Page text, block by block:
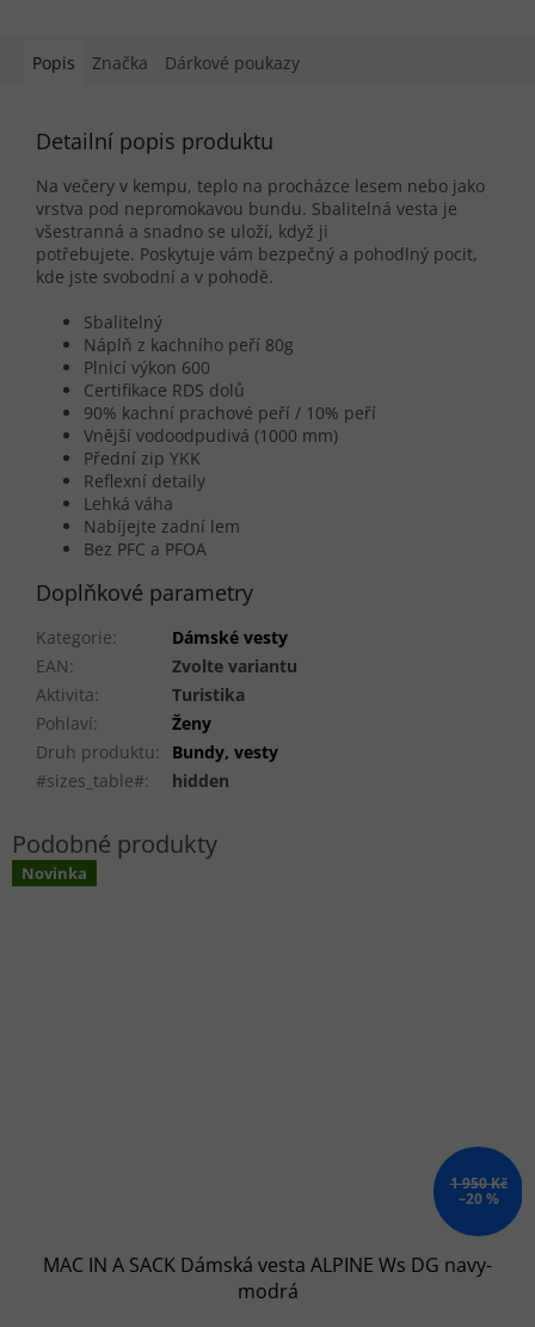
Popis Značka Dárkové poukazy
Detailní popis produktu
Na večery v kempu, teplo na procházce lesem nebo jako
vrstva pod nepromokavou bundu. Sbalitelná vesta je
všestranná a snadno se uloží, když ji
potřebujete. Poskytuje vám bezpečný a pohodlný pocit,
kde jste svobodní a v pohodě.
Sbalitelný
Náplň z kachního peří 80g
Plnicí výkon 600
Certifikace RDS dolů
90% kachní prachové peří / 10% peří
Vnější vodoodpudivá (1000 mm)
Přední zip YKK
Reflexní detaily
Lehká váha
Nabíjejte zadní lem
Bez PFC a PFOA
Doplňkové parametry
Kategorie:
Dámské vesty
EAN:
Zvolte variantu
Aktivita:
Turistika
Pohlaví:
Ženy
Druh produktu:
Bundy, vesty
#sizes_table#: hidden
Novinka
1 950 Kč
–20 %
MAC IN A SACK Dámská vesta ALPINE Ws DG navy-
modrá